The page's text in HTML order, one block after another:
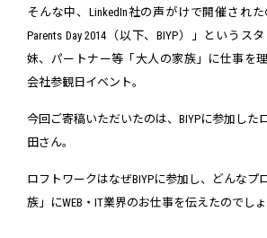
そんな中、LinkedIn社の声がけで開催された
Parents Day 2014（以下、BIYP）」というス
妹、パートナー等「大人の家族」に仕事を
会社参観日イベント。
今回ご寄稿いただいたのは、BIYPに参加した
田さん。
ロフトワークはなぜBIYPに参加し、どんなプ
族」にWEB・IT業界のお仕事を伝えたのでし